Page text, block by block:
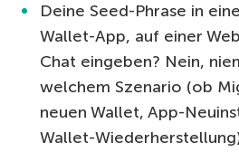
Deine Seed-Phrase in
Wallet-App, auf einer
Chat eingeben? Nein,
welchem Szenario (ob
neuen Wallet, App-
Wallet-